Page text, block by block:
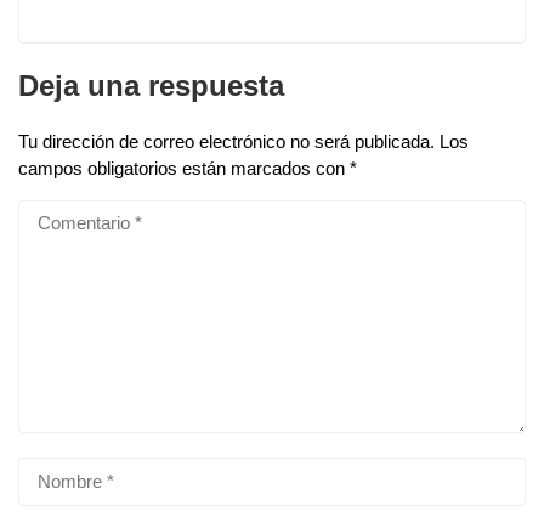
Deja una respuesta
Tu dirección de correo electrónico no será publicada. Los
campos obligatorios están marcados con *